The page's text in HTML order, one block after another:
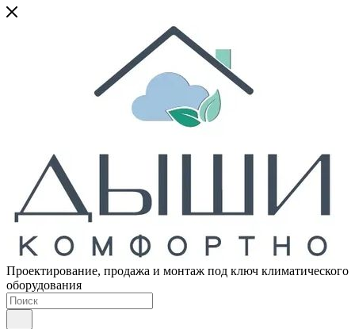
Проектирование, продажа и монтаж под ключ климатического
оборудования